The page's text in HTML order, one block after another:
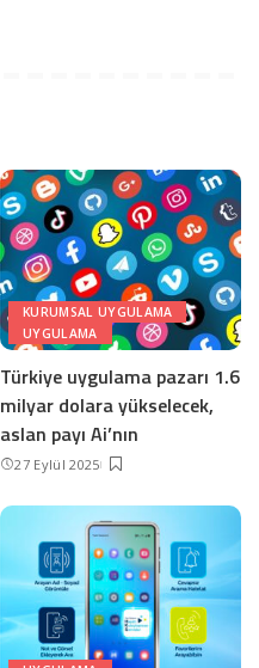
KURUMSAL UYGULAMA
UYGULAMA
Türkiye uygulama pazarı 1.6
milyar dolara yükselecek,
aslan payı Ai’nın
27 Eylül 2025